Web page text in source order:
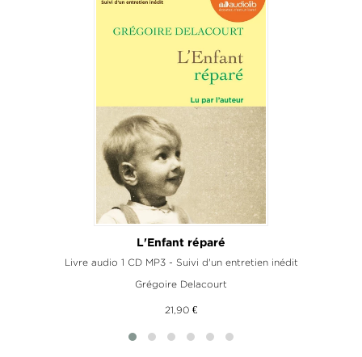
L'Enfant réparé
Livre audio 1 CD MP3 - Suivi d'un entretien inédit
Grégoire Delacourt
21,90 €